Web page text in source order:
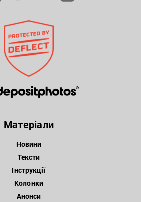
Матеріали
Новини
Тексти
Інструкції
Колонки
Анонси